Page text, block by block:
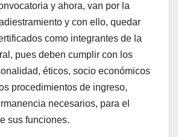
y ahora, van por la
y con ello, quedar
como integrantes de la
pues deben cumplir con los
éticos, socio económicos
procedimientos de ingreso,
necesarios, para el
sus funciones.